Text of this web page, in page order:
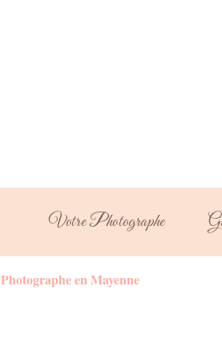
Votre Photographe
Photographe en Mayenne